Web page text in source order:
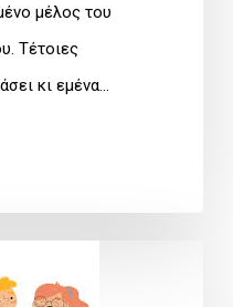
μέλος του
Τέτοιες
κι εμένα…